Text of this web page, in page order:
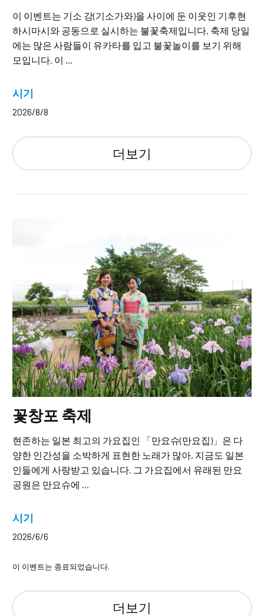
이 이벤트는 기소 강(기소가와)을 사이에 둔 이웃인 기후현
하시마시와 공동으로 실시하는 불꽃축제입니다. 축제 당일
에는 많은 사람들이 유카타를 입고 불꽃놀이를 보기 위해
모입니다. 이 ...
시기
2026/8/8
더보기
꽃창포 축제
현존하는 일본 최고의 가요집인 「만요슈(만요집)」은 다
양한 인간성을 소박하게 표현한 노래가 많아, 지금도 일본
인들에게 사랑받고 있습니다. 그 가요집에서 유래된 만요
공원은 만요슈에 ...
시기
2026/6/6
이 이벤트는 종료되었습니다.
더보기